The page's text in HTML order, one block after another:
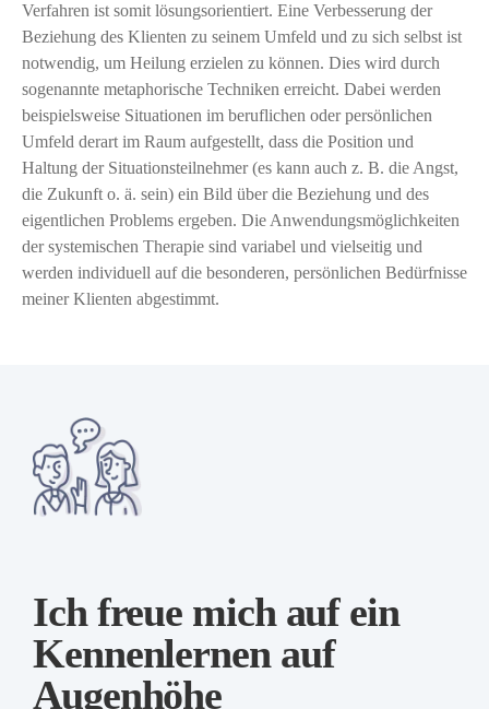
Verfahren ist somit lösungsorientiert. Eine Verbesserung der
Beziehung des Klienten zu seinem Umfeld und zu sich selbst ist
notwendig, um Heilung erzielen zu können. Dies wird durch
sogenannte metaphorische Techniken erreicht. Dabei werden
beispielsweise Situationen im beruflichen oder persönlichen
Umfeld derart im Raum aufgestellt, dass die Position und
Haltung der Situationsteilnehmer (es kann auch z. B. die Angst,
die Zukunft o. ä. sein) ein Bild über die Beziehung und des
eigentlichen Problems ergeben. Die Anwendungsmöglichkeiten
der systemischen Therapie sind variabel und vielseitig und
werden individuell auf die besonderen, persönlichen Bedürfnisse
meiner Klienten abgestimmt.
Ich freue mich auf ein
Kennenlernen auf
Augenhöhe